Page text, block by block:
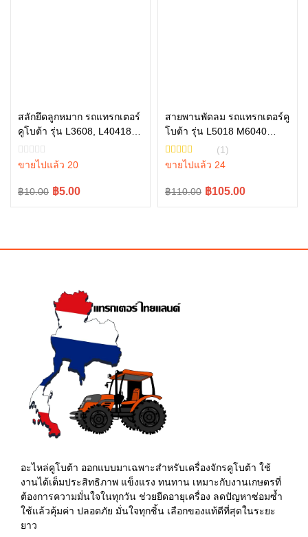
สลักยึดลูกหมาก รถแทรกเตอร์
คูโบต้า รุ่น L3608, L40418,
L4708, L5018 รุ่น L ทุกรุ่น
05511-50328
ขายไปแล้ว 20
฿10.00
Original฿5.00
Current
หยิบใส่ตะกร้า
สายพานพัดลม รถแทรกเตอร์คู
โบต้า รุ่น L5018 M6040
M6240 TC803-97010
(1)
ขายไปแล้ว 24
฿110.00
Original ฿105.00
Current
หยิบใส่ตะกร้า
อะไหล่คูโบต้า ออกแบบมาเฉพาะสำหรับเครื่องจักรคูโบต้า ใช้
งานได้เต็มประสิทธิภาพ แข็งแรง ทนทาน เหมาะกับงานเกษตรที่
ต้องการความมั่นใจในทุกวัน ช่วยยืดอายุเครื่อง ลดปัญหาซ่อมซ้ำ
ใช้แล้วคุ้มค่า ปลอดภัย มั่นใจทุกชิ้น เลือกของแท้ดีที่สุดในระยะ
ยาว